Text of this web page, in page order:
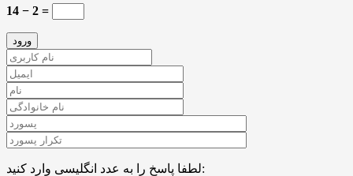
14 − 2 =
لطفا پاسخ را به عدد انگلیسی وارد کنید: